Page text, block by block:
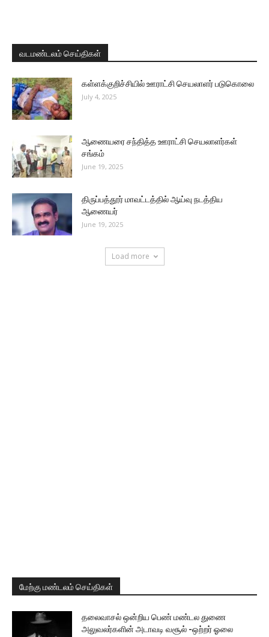
வடமண்டலம் செய்திகள்
கள்ளக்குறிச்சியில் ஊராட்சி செயலாளர் படுகொலை
July 4, 2025
ஆணையரை சந்தித்த ஊராட்சி செயலாளர்கள்
சங்கம்
June 19, 2025
திருப்பத்தூர் மாவட்டத்தில் ஆய்வு நடத்திய
ஆணையர்
June 19, 2025
Load more
மேற்கு மண்டலம் செய்திகள்
தலைவாசல் ஒன்றிய பெண் மண்டல துணை
அலுவலர்களின் அடாவடி வசூல் -ஒற்றர் ஓலை